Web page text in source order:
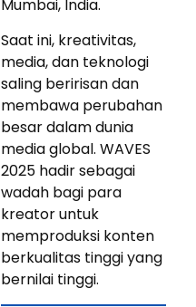
Mumbai, India.
Saat ini, kreativitas,
media, dan teknologi
saling beririsan dan
membawa perubahan
besar dalam dunia
media global. WAVES
2025 hadir sebagai
wadah bagi para
kreator untuk
memproduksi konten
berkualitas tinggi yang
bernilai tinggi.